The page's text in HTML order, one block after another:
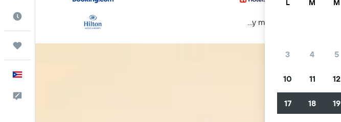
Trips
...y más
L M M
3 4 5
10 11 12
17 18 19